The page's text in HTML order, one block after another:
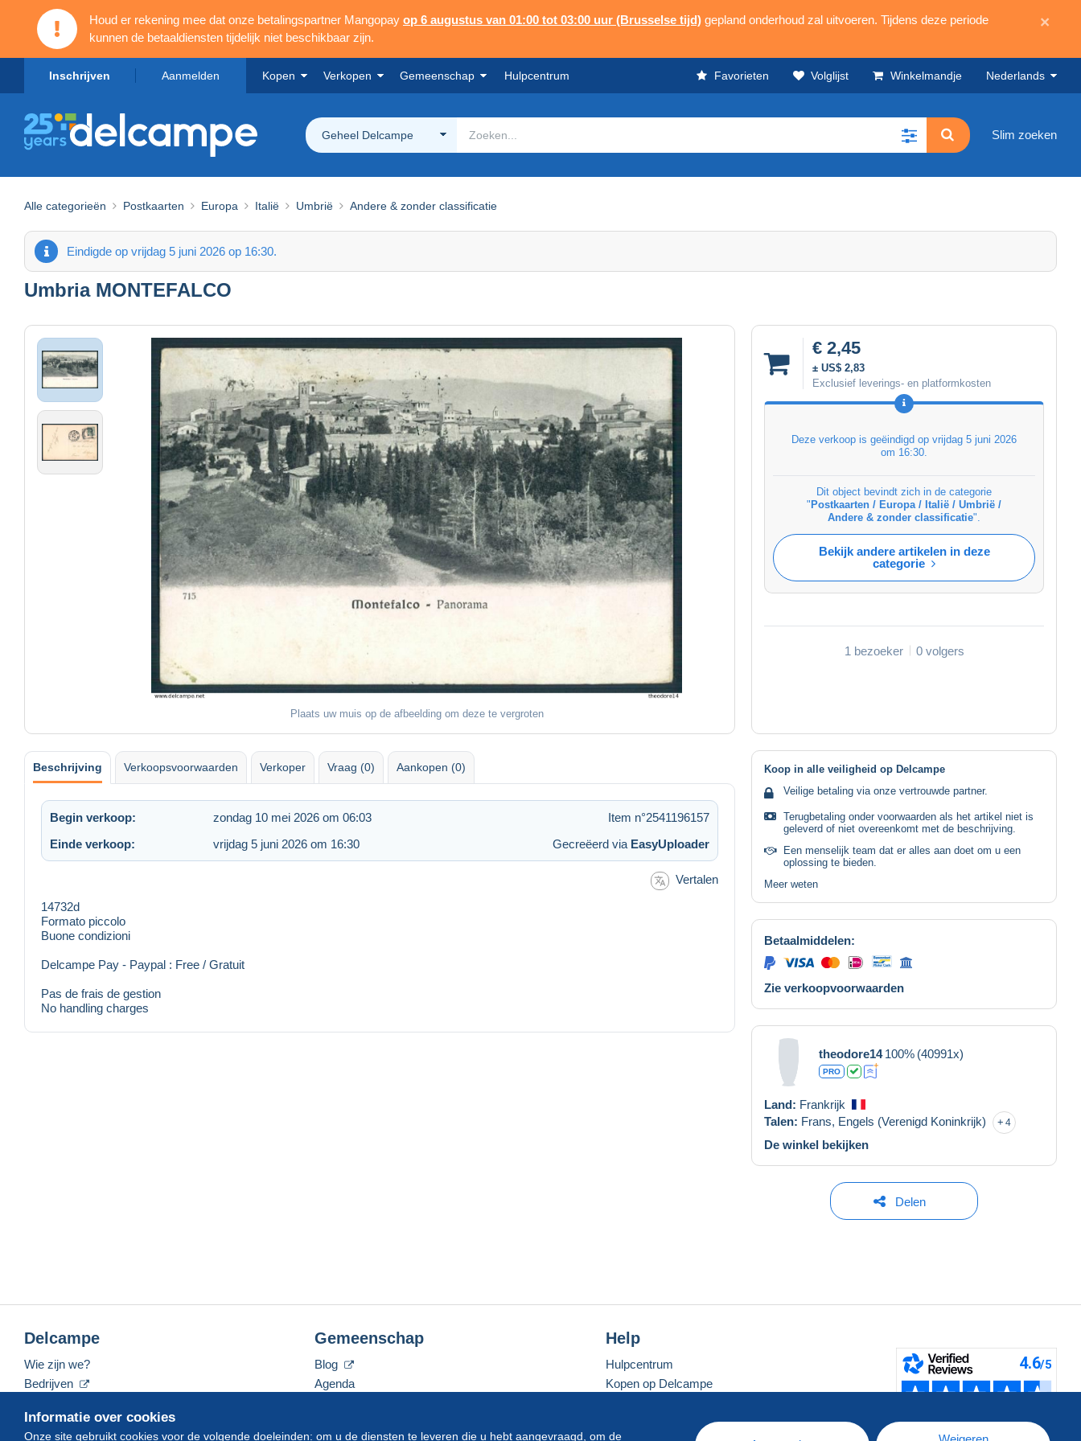
Houd er rekening mee dat onze betalingspartner Mangopay op 6 augustus van 01:00 tot 03:00 uur (Brusselse tijd) gepland onderhoud zal uitvoeren. Tijdens deze periode
kunnen de betaaldiensten tijdelijk niet beschikbaar zijn.
×
Inschrijven Aanmelden Kopen Verkopen Gemeenschap Hulpcentrum Favorieten Volglijst Winkelmandje Nederlands
Geheel Delcampe Slim zoeken
Alle categorieën Postkaarten Europa Italië Umbrië Andere & zonder classificatie
Eindigde op vrijdag 5 juni 2026 op 16:30.
Umbria MONTEFALCO
Plaats uw muis op de afbeelding om deze te vergroten
€ 2,45
± US$ 2,83
Exclusief leverings- en platformkosten
Deze verkoop is geëindigd op vrijdag 5 juni 2026
om 16:30
Dit object bevindt zich in de categorie
" Postkaarten / Europa / Italië / Umbrië /
Andere & zonder classificatie".
Bekijk andere artikelen in deze
categorie
1 bezoeker 0 volgers
Beschrijving Verkoopsvoorwaarden Verkoper Vraag (0) Aankopen (0)
Begin verkoop: zondag 10 mei 2026 om 06:03
Item n°2541196157
Einde verkoop:
vrijdag 5 juni 2026 om 16:30 Gecreëerd via EasyUploader
Vertalen
14732d
Formato piccolo
Buone condizioni
Delcampe Pay - Paypal : Free / Gratuit
Pas de frais de gestion
No handling charges
Koop in alle veiligheid op Delcampe
Veilige betaling via onze vertrouwde partner.
Terugbetaling onder voorwaarden als het artikel niet is
geleverd of niet overeenkomt met de beschrijving.
Een menselijk team dat er alles aan doet om u een
oplossing te bieden.
Meer weten
Betaalmiddelen:
Zie verkoopvoorwaarden
theodore14 100% (40991x)
PRO
Land: Frankrijk
Talen: Frans, Engels (Verenigd Koninkrijk) 4
De winkel bekijken
Delen
Informatie over cookies
Onze site gebruikt cookies voor de volgende doeleinden: om u de diensten te leveren die u hebt aangevraagd, om de
Delcampe
Wie zijn we?
Bedrijven
Neem contact met ons op
Gemeenschap
Blog
Agenda
Help
Hulpcentrum
Kopen op Delcampe
Een beveiligde website